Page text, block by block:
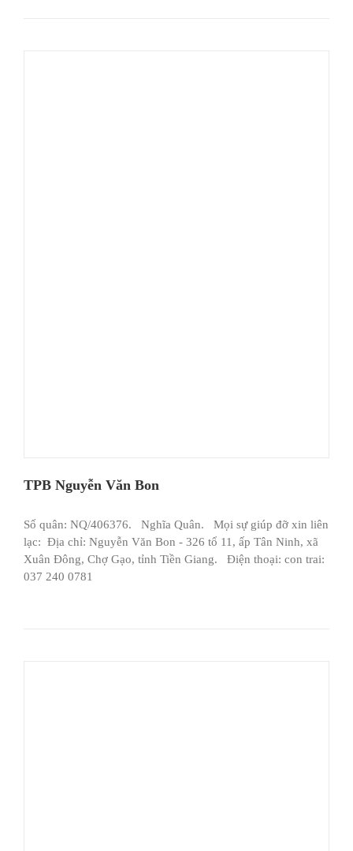
TPB Nguyễn Văn Bon
Số quân: NQ/406376. Nghĩa Quân. Mọi sự giúp đỡ xin liên
lạc: Địa chỉ: Nguyễn Văn Bon - 326 tổ 11, ấp Tân Ninh, xã
Xuân Đông, Chợ Gạo, tỉnh Tiền Giang. Điện thoại: con trai:
037 240 0781